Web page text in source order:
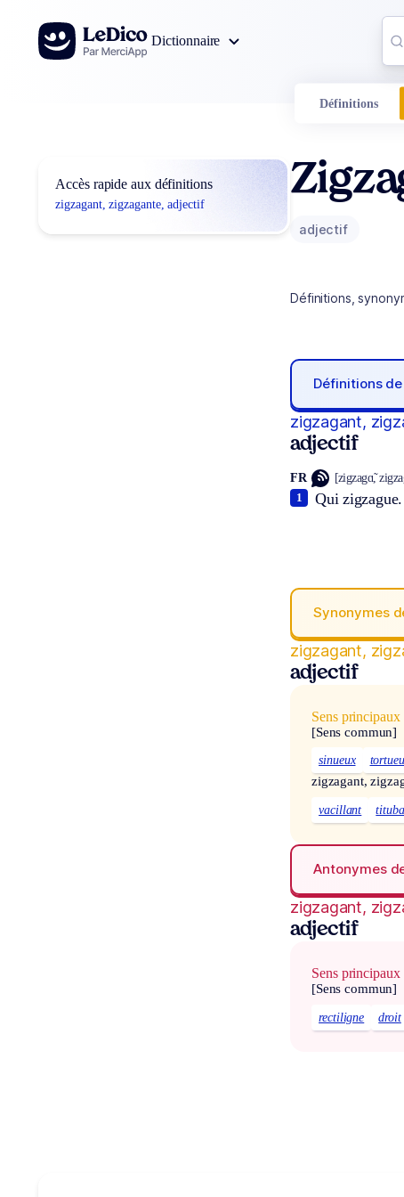
Aller au contenu
Dictionnaire
Définitions
Accès rapide aux définitions
zigzagant, zigzagante, adjectif
adjectif
Définitions,
Définitions de
zigzagant,
adjectif
FR [zigzagɑ̃,
Qui zigzague.
1
Synonymes
zigzagant,
adjectif
Sens principaux
[Sens commun]
sinueux
zigzagant,
vacillant
Antonymes
zigzagant,
adjectif
Sens principaux
[Sens commun]
rectiligne droit